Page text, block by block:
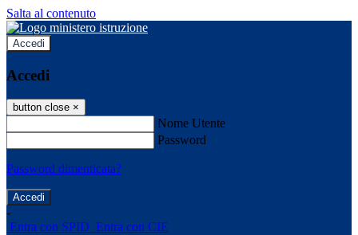
Salta al contenuto
Accedi
Accedi
button close ×
Nome Utente
Password
Password dimenticata?
-
Entra con SPID Entra con CIE